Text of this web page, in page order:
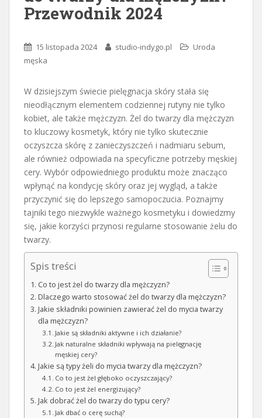
Przewodnik 2024
15 listopada 2024 studio-indygo.pl
Uroda
męska
W dzisiejszym świecie pielęgnacja skóry stała się
nieodłącznym elementem codziennej rutyny nie tylko
kobiet, ale także mężczyzn. Żel do twarzy dla mężczyzn
to kluczowy kosmetyk, który nie tylko skutecznie
oczyszcza skórę z zanieczyszczeń i nadmiaru sebum,
ale również odpowiada na specyficzne potrzeby męskiej
cery. Wybór odpowiedniego produktu może znacząco
wpłynąć na kondycję skóry oraz jej wygląd, a także
przyczynić się do lepszego samopoczucia. Poznajmy
tajniki tego niezwykle ważnego kosmetyku i dowiedzmy
się, jakie korzyści przynosi regularne stosowanie żelu do
twarzy.
Spis treści
Co to jest żel do twarzy dla mężczyzn?
Dlaczego warto stosować żel do twarzy dla mężczyzn?
Jakie składniki powinien zawierać żel do mycia twarzy
dla mężczyzn?
Jakie są składniki aktywne i ich działanie?
Jak naturalne składniki wpływają na pielęgnację
męskiej cery?
Jakie są typy żeli do mycia twarzy dla mężczyzn?
Co to jest żel głęboko oczyszczający?
Co to jest żel energizujący?
Jak dobrać żel do twarzy do typu cery?
Jak dbać o cerę suchą?